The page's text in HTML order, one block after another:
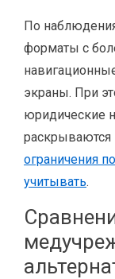
По
форматы с
экраны. При
юридические
раскрываются
ограничения
учитывать.